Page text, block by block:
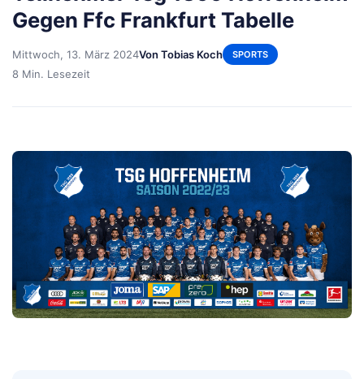
Gegen Ffc Frankfurt Tabelle
Mittwoch, 13. März 2024Von Tobias Koch SPORTS
8 Min. Lesezeit